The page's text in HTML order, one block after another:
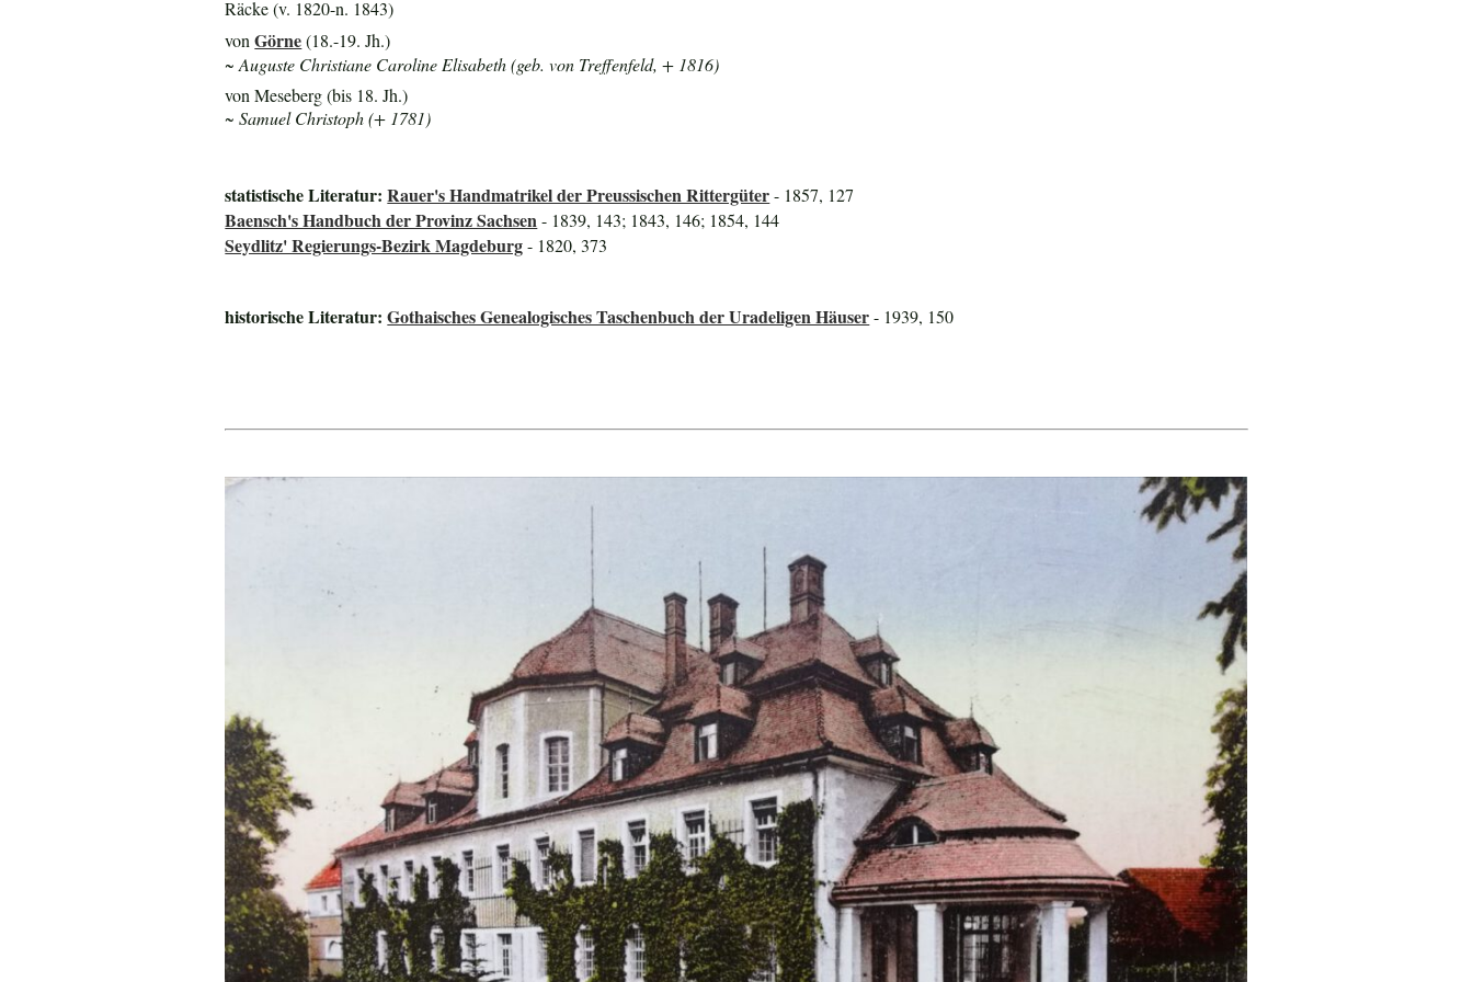
Räcke (v. 1820-n. 1843)
vonGörne(18.-19. Jh.)
~ Auguste Christiane Caroline Elisabeth (geb. von Treffenfeld, + 1816)
von Meseberg (bis 18. Jh.)
~ Samuel Christoph (+ 1781)
statistische Literatur:Rauer's Handmatrikel der Preussischen Rittergüter- 1857, 127
Baensch's Handbuch der Provinz Sachsen- 1839, 143; 1843, 146; 1854, 144
Seydlitz' Regierungs-Bezirk Magdeburg- 1820, 373
historische Literatur:Gothaisches Genealogisches Taschenbuch der Uradeligen Häuser- 1939, 150